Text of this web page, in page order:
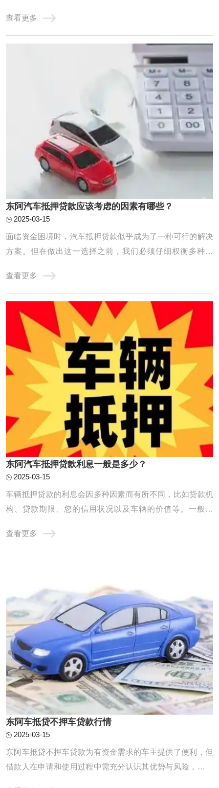
有车的朋友来说，车辆抵押贷款可能是一个不错的选择。但
你是否真正了解这种贷款方式的优缺点？什么情况下才适合
选择车辆抵押贷款呢？ 【额度高】：根据信 ...
查看更多
东阿汽车抵押贷款应该考虑的因素有哪些？
2025-03-15
面临资金困境时，汽车抵押贷款似乎成为了一种可行的解决
方案。但在做出这一选择之前，我们必须仔细权衡多种因
障我们的利益。接下来，我们将深入探讨汽车抵押贷款前不
可或缺的考虑要点。 在选择汽车抵押贷款公司时，您可以考
虑以下因素： 1.利率和费用：比较不同贷款公 ...
查看更多
东阿汽车抵押贷款利息一般是多少？
2025-03-15
车辆抵押贷款的利息会因多种因素而有所不同，比如贷款机
构、贷款期限、您的信用状况以及车辆的价值等。一般来
5%到10%之间。具体到我们公司，利息计算方式会根据您的
具体情况来确定，我们的利率通常是比较合理且透明的，您
查看更多
东阿车抵贷不押车贷款行情
2025-03-15
东阿车抵贷不押车贷款为有资金需求的车主提供了便利，但
借款人在申请和使用过程中需充分认识其优势与风险，谨慎